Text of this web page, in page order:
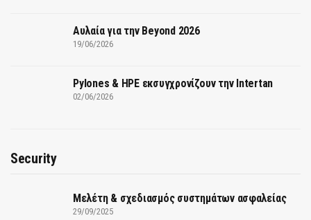
Αυλαία για την Beyond 2026
19/06/2026
Pylones & HPE εκσυγχρονίζουν την Intertan
02/06/2026
Security
Μελέτη & σχεδιασμός συστημάτων ασφαλείας
29/09/2025